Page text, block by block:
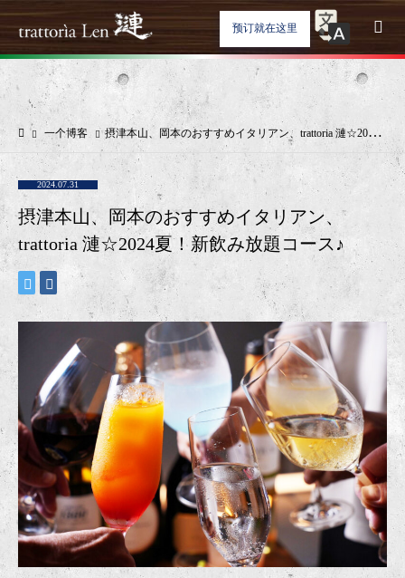
预订就在这里
一个博客 摂津本山、岡本のおすすめイタリアン、trattoria 漣☆2024夏！新飲み放題コース♪
2024.07.31
摂津本山、岡本のおすすめイタリアン、
trattoria 漣☆2024夏！新飲み放題コース♪